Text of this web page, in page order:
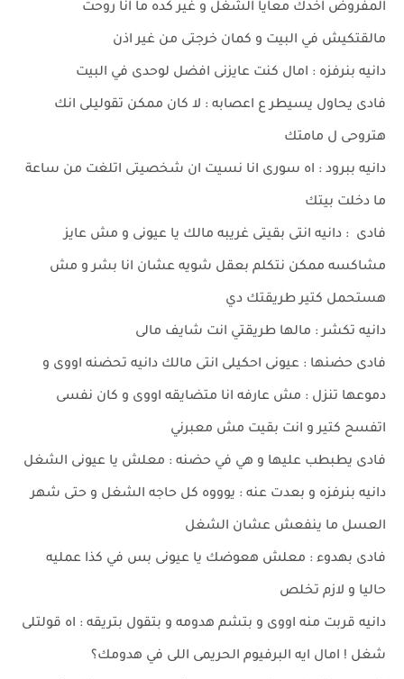
المفروض اخدك معايا الشغل و غير كده ما انا روحت
مالقتكيش في البيت و كمان خرجتى من غير اذن
دانيه بنرفزه : امال كنت عايزنى افضل لوحدى في البيت
فادى يحاول يسيطر ع اعصابه : لا كان ممكن تقوليلى انك
هتروحى ل مامتك
دانيه ببرود : اه سورى انا نسيت ان شخصيتى اتلغت من ساعة
ما دخلت بيتك
فادى : دانيه انتى بقيتى غريبه مالك يا عيونى و مش عايز
مشاكسه ممكن نتكلم بعقل شويه عشان انا بشر و مش
هستحمل كتير طريقتك دي
دانيه تكشر : مالها طريقتي انت شايف مالى
فادى حضنها : عيونى احكيلى انتى مالك دانيه تحضنه اووى و
دموعها تنزل : مش عارفه انا متضايقه اووى و كان نفسى
اتفسح كتير و انت بقيت مش معبرني
فادى يطبطب عليها و هي في حضنه : معلش يا عيونى الشغل
دانيه بنرفزه و بعدت عنه : يوووه كل حاجه الشغل و حتى شهر
العسل ما ينفعش عشان الشغل
فادى بهدوء : معلش هعوضك يا عيونى بس في كذا عمليه
حاليا و لازم تخلص
دانيه قربت منه اووى و بتشم هدومه و بتقول بتريقه : اه قولتلى
شغل ! امال ايه البرفيوم الحريمى اللى في هدومك؟